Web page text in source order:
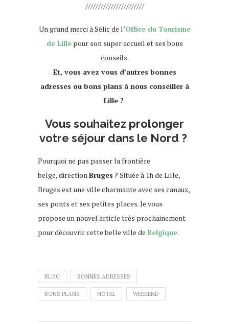
///////////////////////
Un grand merci à Sélic de l’Office du Tourisme
de Lillepour son super accueil et ses bons
conseils.
Et, vous avez vous d’autres bonnes
adresses ou bons plans à nous conseiller à
Lille ?
Vous souhaitez prolonger
votre séjour dans le Nord ?
Pourquoi ne pas passer la frontière
belge, direction Bruges ? Située à 1h de Lille,
Bruges est une ville charmante avec ses canaux,
ses ponts et ses petites places. Je vous
propose un nouvel article très prochainement
pour découvrir cette belle ville de Belgique.
BLOG BONNES ADRESSES
BONS PLANS HOTEL WEEKEND